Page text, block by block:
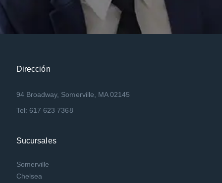
Dirección
94 Broadway, Somerville, MA 02145
Tel: 617 623 7368
Sucursales
Somerville
Chelsea